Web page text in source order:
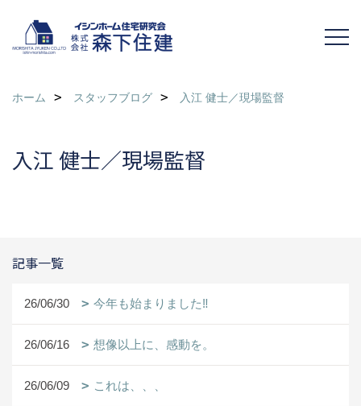
ホーム スタッフブログ 入江 健士／現場監督
入江 健士／現場監督
記事一覧
26/06/30 今年も始まりました‼
26/06/16 想像以上に、感動を。
26/06/09 これは、、、